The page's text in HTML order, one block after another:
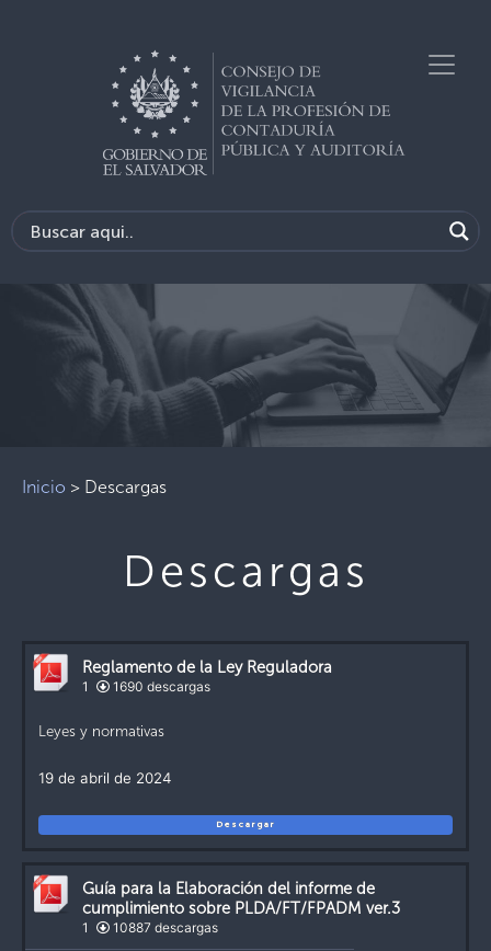
Previous Next
Inicio > Descargas
Descargas
Reglamento de la Ley Reguladora
1 1690 descargas
Leyes y normativas
19 de abril de 2024
Descargar
Guía para la Elaboración del informe de
cumplimiento sobre PLDA/FT/FPADM ver.3
1 10887 descargas